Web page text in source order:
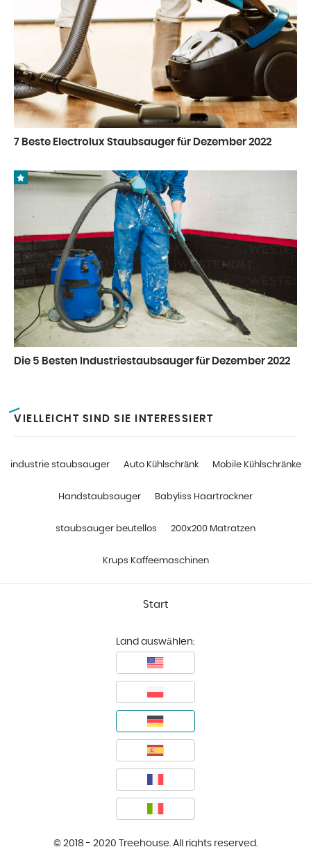
7 Beste Electrolux Staubsauger für Dezember 2022
Die 5 Besten Industriestaubsauger für Dezember 2022
VIELLEICHT SIND SIE INTERESSIERT
industrie staubsauger Auto Kühlschränk Mobile Kühlschränke
Handstaubsauger Babyliss Haartrockner
staubsauger beutellos 200x200 Matratzen
Krups Kaffeemaschinen
© 2018 - 2020 Treehouse. All rights reserved.
Start
Land auswählen: